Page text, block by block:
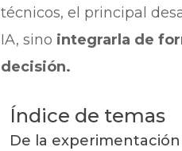
técnicos, el principal
IA, sino integrarla de
decisión.
Índice de temas
De la